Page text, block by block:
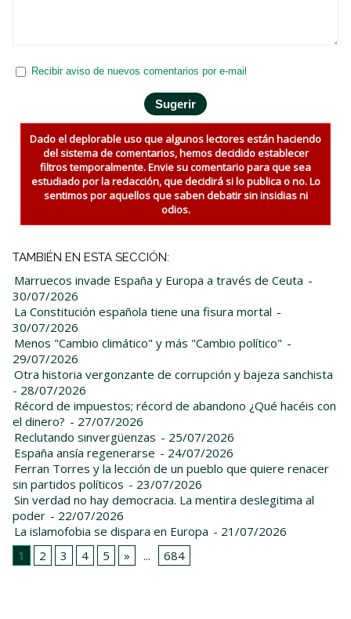
Recibir aviso de nuevos comentarios por e-mail
Dado el deplorable uso que algunos lectores están haciendo
del sistema de comentarios, hemos decidido establecer
filtros temporalmente. Envie su comentario para que sea
estudiado por la redacción, que decidirá si lo publica o no. Lo
sentimos por aquellos que saben debatir sin insidias ni
odios.
TAMBIÉN EN ESTA SECCIÓN:
Marruecos invade España y Europa a través de Ceuta -
30/07/2026
La Constitución española tiene una fisura mortal -
30/07/2026
Menos "Cambio climático" y más "Cambio político" -
29/07/2026
Otra historia vergonzante de corrupción y bajeza sanchista
- 28/07/2026
Récord de impuestos; récord de abandono ¿Qué hacéis con
el dinero? - 27/07/2026
Reclutando sinvergüenzas - 25/07/2026
España ansía regenerarse - 24/07/2026
Ferran Torres y la lección de un pueblo que quiere renacer
sin partidos políticos - 23/07/2026
Sin verdad no hay democracia. La mentira deslegitima al
poder - 22/07/2026
La islamofobia se dispara en Europa - 21/07/2026
1
2 3 4 5 » ... 684